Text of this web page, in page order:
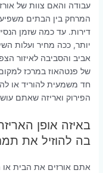
עבודה והאם צוות של
המרחק בין הבתים
דירות. עד כמה שזמן
יותר, ככה מחיר ועלות
אביב והסביבה לאיזור
של פנטהאוז במרכז
חד משמעית להוריד או
הפירוק ואריזה שאתם
באיזה אופן
בה להוזיל את
אתם אורזים את הבית או